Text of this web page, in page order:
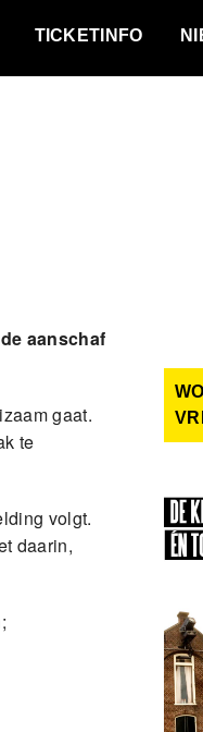
TICKETINFO
aanschaf
gaat.
te
volgt.
daarin,